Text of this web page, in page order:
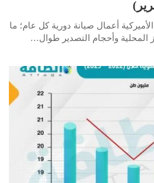
أعمال صيانة دورية كل عام؛ ما
المحلية وأحجام التصدير طوال…